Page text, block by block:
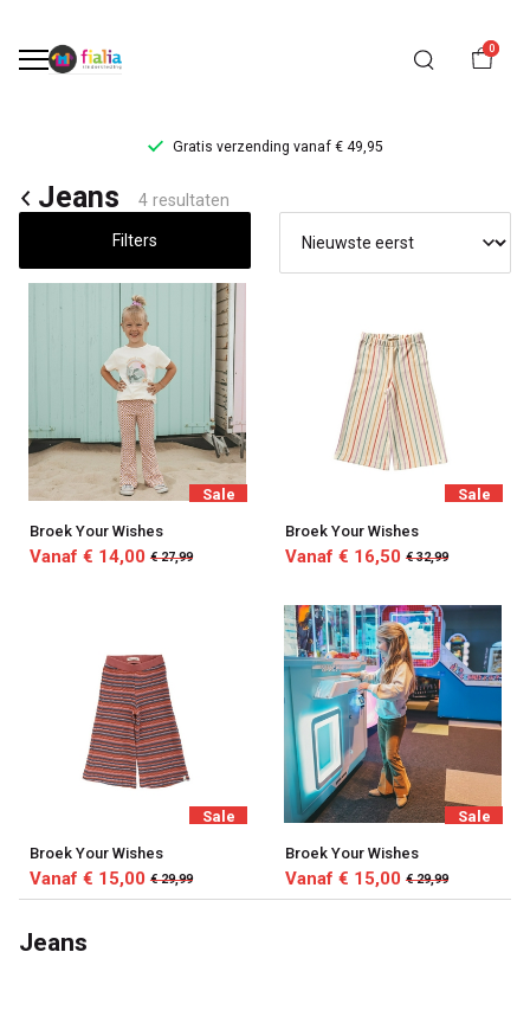
0
Gratis verzending vanaf € 49,95
Jeans
FiaLia
Kinderkleding
Jeans 4 resultaten
Filters
Sale
Broek Your Wishes
Vanaf € 14,00 € 27,99
Sale
Broek Your Wishes
Vanaf € 16,50 € 32,99
Sale
Broek Your Wishes
Vanaf € 15,00 € 29,99
Sale
Broek Your Wishes
Vanaf € 15,00 € 29,99
Jeans